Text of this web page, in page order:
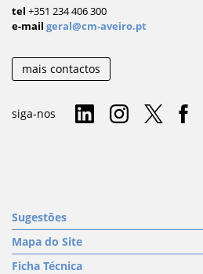
tel +351 234 406 300
e-mail geral@cm-aveiro.pt
mais contactos
siga-nos
Sugestões
Mapa do Site
Ficha Técnica